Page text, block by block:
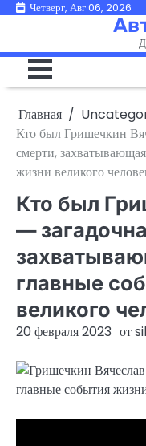
ПерейтиЧетверг, Авг 06, 2026
Главная
Кто был Гришечкин
смерти,
жизни великого
Кто был
—
главные
великого
20 февраля 2023 от